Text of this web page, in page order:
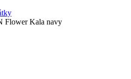
Flower Kala navy